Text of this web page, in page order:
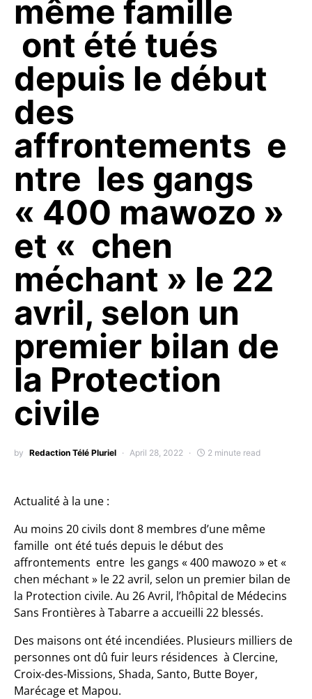
même famille
ont été tués
depuis le début
des
affrontements e
ntre les gangs
« 400 mawozo »
et « chen
méchant » le 22
avril, selon un
premier bilan de
la Protection
civile
by Redaction Télé Pluriel April 28, 2022 2 minute read
Actualité à la une :
Au moins 20 civils dont 8 membres d’une même
famille ont été tués depuis le début des
affrontements entre les gangs « 400 mawozo » et «
chen méchant » le 22 avril, selon un premier bilan de
la Protection civile. Au 26 Avril, l’hôpital de Médecins
Sans Frontières à Tabarre a accueilli 22 blessés.
Des maisons ont été incendiées. Plusieurs milliers de
personnes ont dû fuir leurs résidences à Clercine,
Croix-des-Missions, Shada, Santo, Butte Boyer,
Marécage et Mapou.